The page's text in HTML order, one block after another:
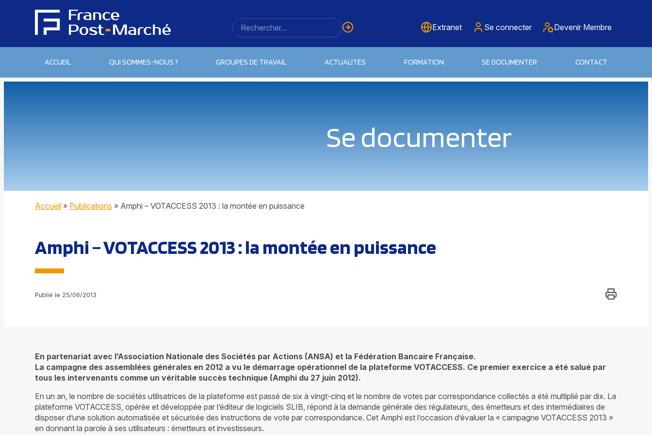
Extranet Se connecter Devenir Membre
ACCUEIL QUI SOMMES-NOUS ? GROUPES DE TRAVAIL ACTUALITÉS FORMATION SE DOCUMENTER CONTACT
Se documenter
Accueil » Publications » Amphi – VOTACCESS 2013 : la montée en puissance
Amphi – VOTACCESS 2013 : la montée en puissance
Publié le 25/06/2013
En partenariat avec l’Association Nationale des Sociétés par Actions (ANSA) et la Fédération Bancaire Française.
La campagne des assemblées générales en 2012 a vu le démarrage opérationnel de la plateforme VOTACCESS. Ce premier exercice a été salué par
tous les intervenants comme un véritable succès technique (Amphi du 27 juin 2012).
En un an, le nombre de sociétés utilisatrices de la plateforme est passé de six à vingt-cinq et le nombre de votes par correspondance collectés a été multiplié par dix. La
plateforme VOTACCESS, opérée et développée par l’éditeur de logiciels SLIB, répond à la demande générale des régulateurs, des émetteurs et des intermédiaires de
disposer d’une solution automatisée et sécurisée des instructions de vote par correspondance. Cet Amphi est l’occasion d’évaluer la « campagne VOTACCESS 2013 »
en donnant la parole à ses utilisateurs : émetteurs et investisseurs.